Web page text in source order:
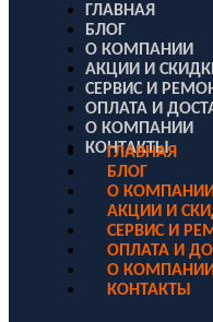
ГЛАВНАЯ
БЛОГ
О КОМПАНИИ
АКЦИИ И
СЕРВИС И
ОПЛАТА И
О КОМПАНИИ
КОНТАКТЫ
ГЛАВНАЯ
БЛОГ
О КОМПАНИИ
АКЦИИ И
СЕРВИС И
ОПЛАТА И
О КОМПАНИИ
КОНТАКТЫ